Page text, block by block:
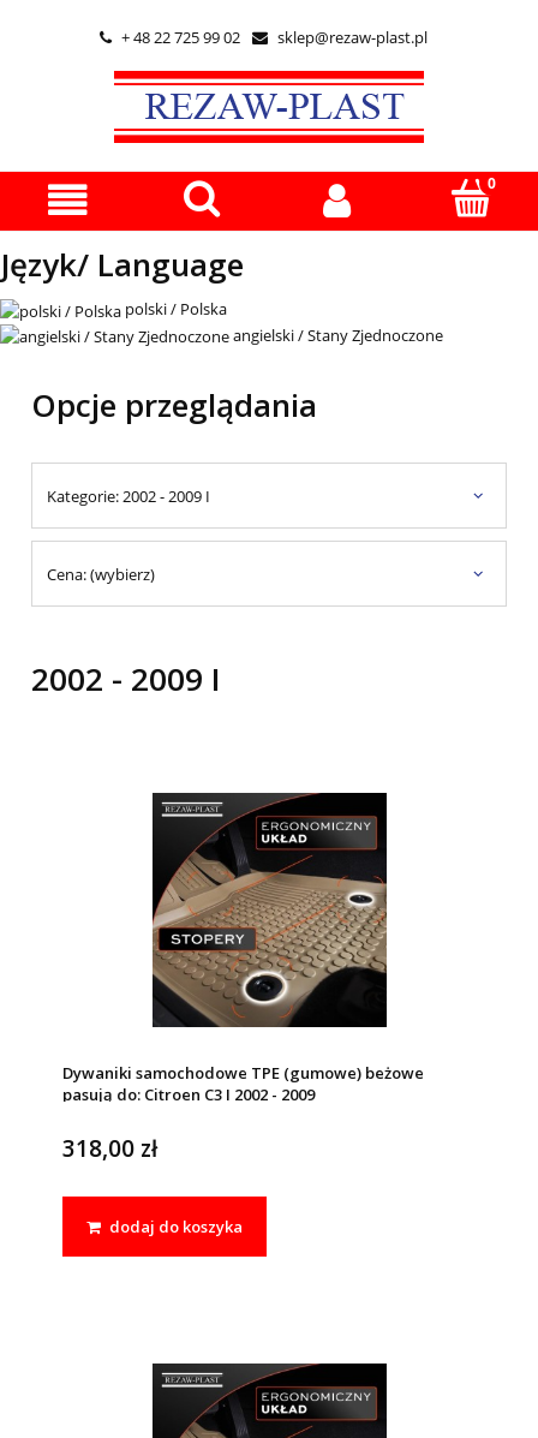
 + 48 22 725 99 02  sklep@rezaw-plast.pl
Język/ Language
polski / Polska
angielski / Stany Zjednoczone
Opcje przeglądania
Kategorie: 2002 - 2009 I
Cena: (wybierz)
2002 - 2009 I
Dywaniki samochodowe TPE (gumowe) beżowe
pasują do: Citroen C3 I 2002 - 2009
318,00 zł
dodaj do koszyka